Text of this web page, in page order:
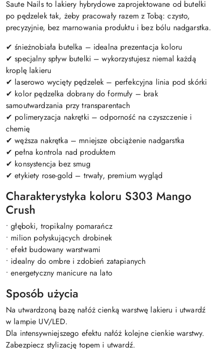
Saute Nails to lakiery hybrydowe zaprojektowane od butelki
po pędzelek tak, żeby pracowały razem z Tobą: czysto,
precyzyjnie, bez marnowania produktu i bez bólu nadgarstka.
✔ śnieżnobiała butelka – idealna prezentacja koloru
✔ specjalny spływ butelki – wykorzystujesz niemal każdą
kroplę lakieru
✔ laserowo wycięty pędzelek – perfekcyjna linia pod skórki
✔ kolor pędzelka dobrany do formuły – brak
samoutwardzania przy transparentach
✔ polimeryzacja nakrętki – odporność na czyszczenie i
chemię
✔ węższa nakrętka – mniejsze obciążenie nadgarstka
✔ pełna kontrola nad produktem
✔ konsystencja bez smug
✔ etykiety rose-gold – trwały, premium wygląd
Charakterystyka koloru S303 Mango
Crush
• głęboki, tropikalny pomarańcz
• milion połyskujących drobinek
• efekt budowany warstwami
• idealny do ombre i zdobień zatapianych
• energetyczny manicure na lato
Sposób użycia
Na utwardzoną bazę nałóż cienką warstwę lakieru i utwardź
w lampie UV/LED.
Dla intensywniejszego efektu nałóż kolejne cienkie warstwy.
Zabezpiecz stylizację topem i utwardź.